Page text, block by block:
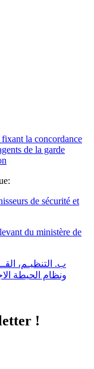
la concordance
de la garde
de sécurité et
du ministère de
ونظام الحيطة
!